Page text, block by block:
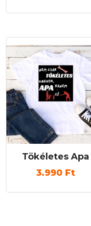
Tökéletes Apa
3.990 Ft